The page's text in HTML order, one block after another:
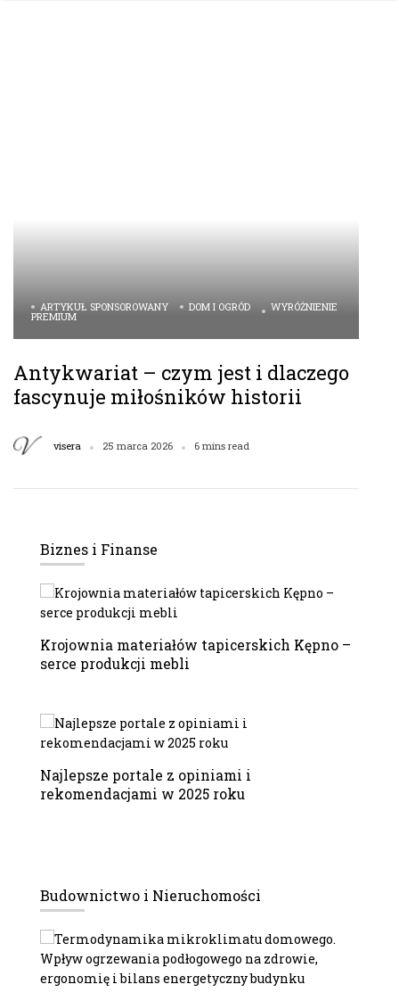
ARTYKUŁ SPONSOROWANY DOM I OGRÓD WYRÓŻNIENIE
PREMIUM
Antykwariat – czym jest i dlaczego
fascynuje miłośników historii
visera 25 marca 2026 6 mins read
Biznes i Finanse
Krojownia materiałów tapicerskich Kępno –
serce produkcji mebli
Najlepsze portale z opiniami i
rekomendacjami w 2025 roku
Budownictwo i Nieruchomości